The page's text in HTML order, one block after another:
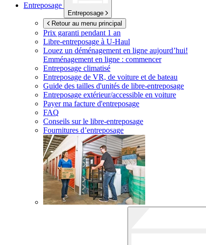
Entreposage
Entreposage
Retour au menu principal
Prix garanti pendant 1 an
Libre-entreposage à U-Haul
Louez un déménagement en ligne aujourd’hui!
Emménagement en ligne : commencer
Entreposage climatisé
Entreposage de VR, de voiture et de bateau
Guide des tailles d'unités de libre-entreposage
Entreposage extérieur/accessible en voiture
Payer ma facture d'entreposage
FAQ
Conseils sur le libre-entreposage
Fournitures d’entreposage